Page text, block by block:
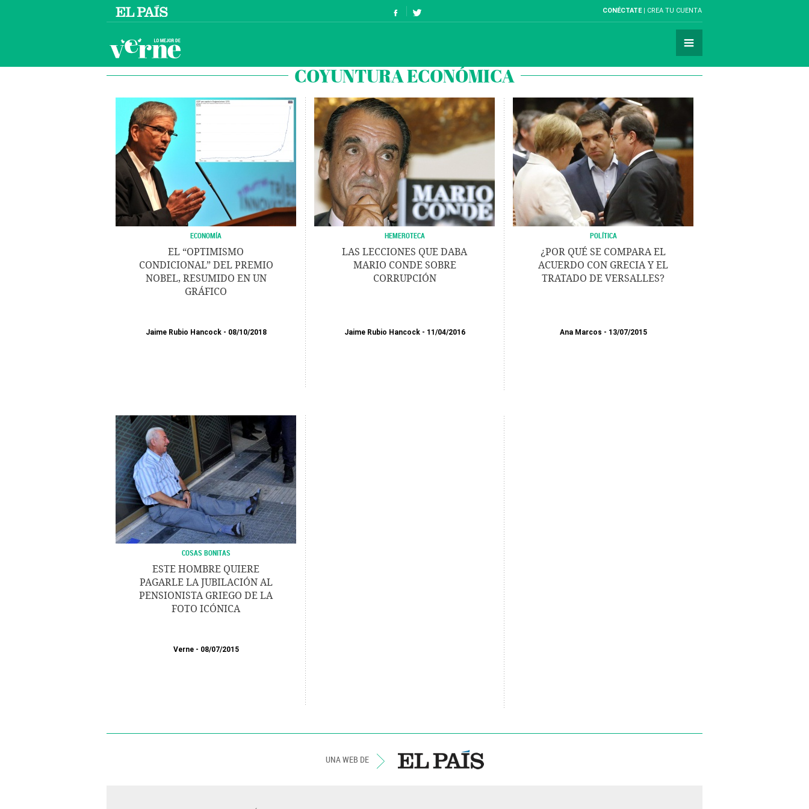
CONÉCTATE CREA TU CUENTA
COYUNTURA ECONÓMICA
ECONOMÍA
EL “OPTIMISMO
CONDICIONAL” DEL PREMIO
NOBEL, RESUMIDO EN UN
GRÁFICO
Jaime Rubio Hancock 08/10/2018
HEMEROTECA
LAS LECCIONES QUE DABA
MARIO CONDE SOBRE
CORRUPCIÓN
Jaime Rubio Hancock 11/04/2016
POLÍTICA
¿POR QUÉ SE COMPARA EL
ACUERDO CON GRECIA Y EL
TRATADO DE VERSALLES?
Ana Marcos 13/07/2015
COSAS BONITAS
ESTE HOMBRE QUIERE
PAGARLE LA JUBILACIÓN AL
PENSIONISTA GRIEGO DE LA
FOTO ICÓNICA
Verne 08/07/2015
UNA WEB DE